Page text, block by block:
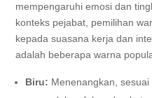
mempengaruhi emosi dan
konteks pejabat, pemilihan
kepada suasana kerja dan
adalah beberapa warna
Biru: Menenangkan,